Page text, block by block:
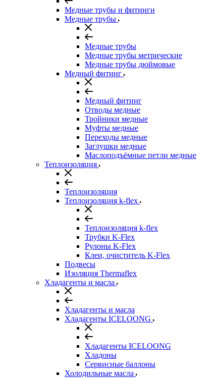
Медные трубы и фитинги
Медные трубы
Медные трубы
Медные трубы метрические
Медные трубы дюймовые
Медный фитинг
Медный фитинг
Отводы медные
Тройники медные
Муфты медные
Переходы медные
Заглушки медные
Маслоподъёмные петли медные
Теплоизоляция
Теплоизоляция
Теплоизоляция k-flex
Теплоизоляция k-flex
Трубки K-Flex
Рулоны K-Flex
Клеи, очиститель K-Flex
Подвесы
Изоляция Thermaflex
Хладагенты и масла
Хладагенты и масла
Хладагенты ICELOONG
Хладагенты ICELOONG
Хладоны
Сервисные баллоны
Холодильные масла